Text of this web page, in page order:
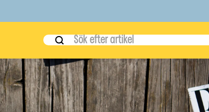
Label